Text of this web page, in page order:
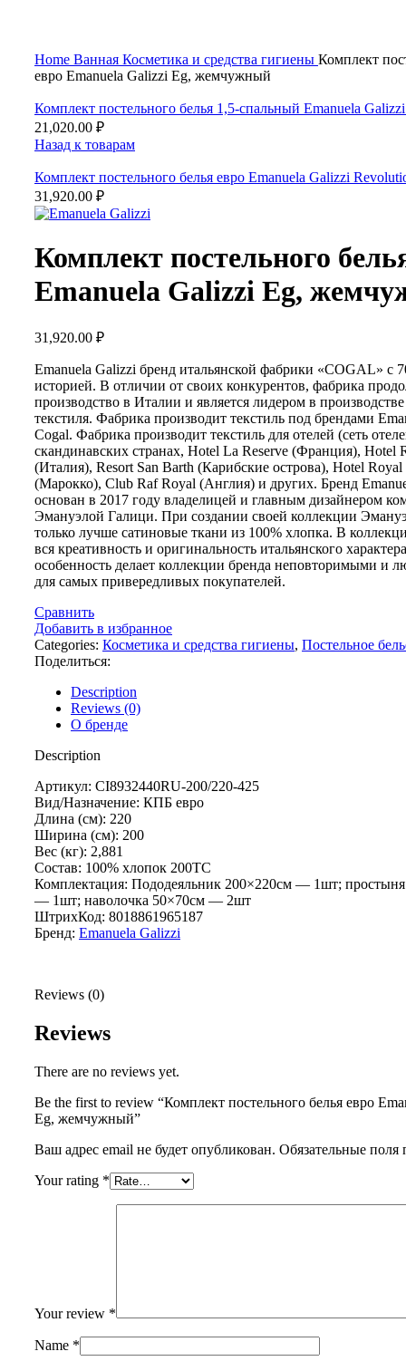
Home Ванная Косметика и средства гигиены Комплект
евро Emanuela Galizzi Eg, жемчужный
Комплект постельного белья 1,5-спальный Emanuela
21,020.00 ₽
Назад к товарам
Комплект постельного белья евро Emanuela Galizzi
31,920.00 ₽
Комплект постельного
Emanuela Galizzi Eg,
31,920.00 ₽
Emanuela Galizzi бренд итальянской фабрики «COGAL» с
историей. В отличии от своих конкурентов, фабрика
производство в Италии и является лидером в
текстиля. Фабрика производит текстиль под брендами
Cogal. Фабрика производит текстиль для отелей (сеть
скандинавских странах, Hotel La Reserve (Франция), Hotel
(Италия), Resort San Barth (Карибские острова), Hotel Royal
(Марокко), Club Raf Royal (Англия) и других. Бренд
основан в 2017 году владелицей и главным дизайнером
Эмануэлой Галици. При создании своей коллекции
только лучше сатиновые ткани из 100% хлопка. В
вся креативность и оригинальность итальянского
особенность делает коллекции бренда неповторимыми и
для самых привередливых покупателей.
Сравнить
Добавить в избранное
Categories: Косметика и средства гигиены, Постельное
Поделиться:
Description
Reviews (0)
О бренде
Description
Артикул: CI8932440RU-200/220-425
Вид/Назначение: КПБ евро
Длина (см): 220
Ширина (см): 200
Вес (кг): 2,881
Состав: 100% хлопок 200ТС
Комплектация: Пододеяльник 200×220см — 1шт;
— 1шт; наволочка 50×70см — 2шт
ШтрихКод: 8018861965187
Бренд: Emanuela Galizzi
Reviews (0)
Reviews
There are no reviews yet.
Be the first to review “Комплект постельного белья евро
Eg, жемчужный”
Ваш адрес email не будет опубликован. Обязательные
Your rating *
Your review *
Name *